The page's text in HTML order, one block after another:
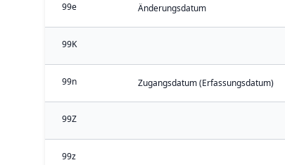
99e Änderungsdatum
99K
99n Zugangsdatum (Erfassungsdatum)
99Z
99z